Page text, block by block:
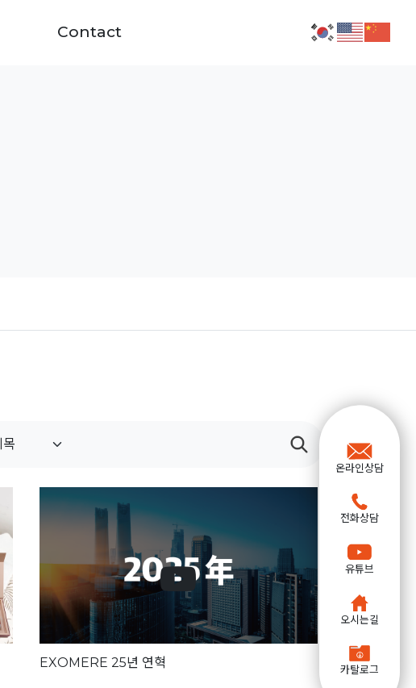
Contact
EXOMERE 25년 연혁
온라인상담
전화상담
유튜브
오시는길
카탈로그